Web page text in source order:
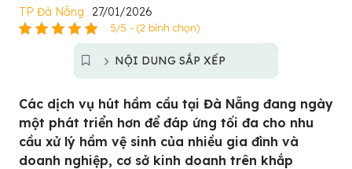
TP Đà Nẵng 27/01/2026
5/5 - (2 bình chọn)
NỘI DUNG SẮP XẾP
Các dịch vụ hút hầm cầu tại Đà Nẵng đang ngày
một phát triển hơn để đáp ứng tối đa cho nhu
cầu xử lý hầm vệ sinh của nhiều gia đình và
doanh nghiệp, cơ sở kinh doanh trên khắp